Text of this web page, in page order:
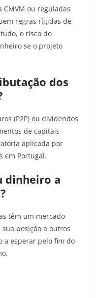
ou reguladas
regras rígidas de
o risco do
se o projeto
dos
(P2P) ou dividendos
de capitais
aplicada por
em Portugal.
dinheiro a
têm um mercado
posição a outros
a esperar pelo fim do